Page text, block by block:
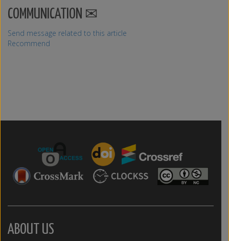
COMMUNICATION
Send message related to this article
Recommend
ABOUT US